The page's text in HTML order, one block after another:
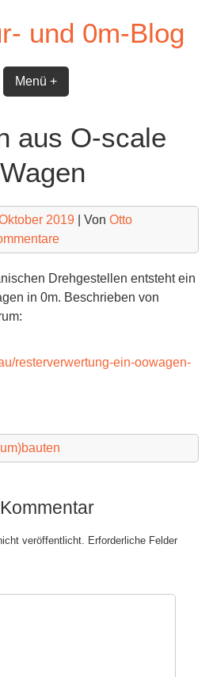
und 0m-Blog
Menü +
aus O-scale
2019| Von Otto
Drehgestellen entsteht ein
in 0m. Beschrieben von
resterverwertung-ein-oowagen-
veröffentlicht. Erforderliche Felder